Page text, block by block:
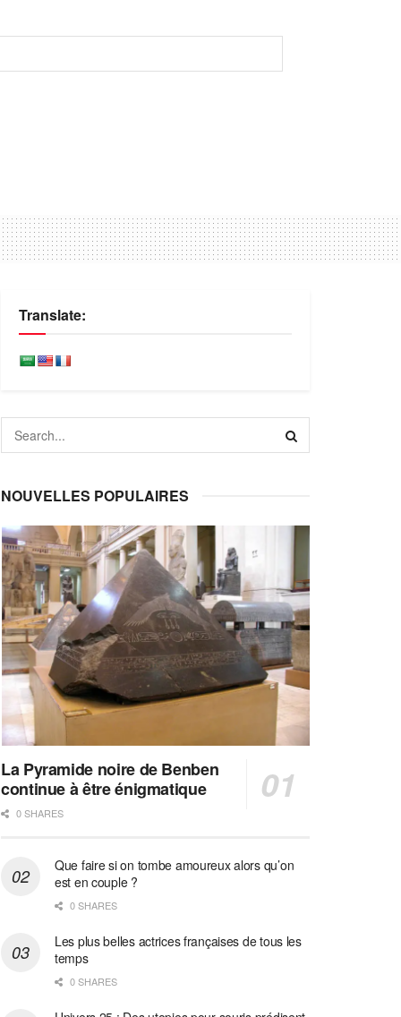
Translate:
NOUVELLES POPULAIRES
La Pyramide noire de Benben
continue à être énigmatique
0 SHARES
Que faire si on tombe amoureux alors qu’on
est en couple ?
0 SHARES
Les plus belles actrices françaises de tous les
temps
0 SHARES